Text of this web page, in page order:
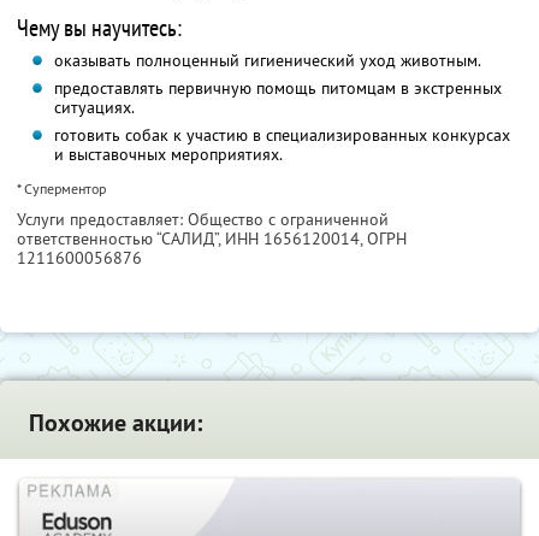
Чему вы научитесь:
оказывать полноценный гигиенический уход животным.
предоставлять первичную помощь питомцам в экстренных
ситуациях.
готовить собак к участию в специализированных конкурсах
и выставочных мероприятиях.
* Суперментор
Услуги предоставляет: Общество с ограниченной
ответственностью “САЛИД”, ИНН 1656120014, ОГРН
1211600056876
Похожие акции: